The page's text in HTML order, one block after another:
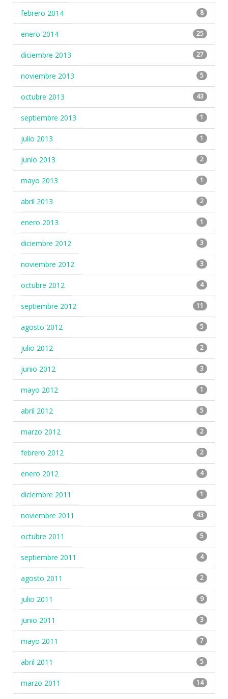
febrero 2014 8
enero 2014 25
diciembre 2013 27
noviembre 2013 5
octubre 2013 43
septiembre 2013 1
julio 2013 1
junio 2013 2
mayo 2013 1
abril 2013 2
enero 2013 1
diciembre 2012 3
noviembre 2012 3
octubre 2012 4
septiembre 2012 11
agosto 2012 5
julio 2012 2
junio 2012 3
mayo 2012 1
abril 2012 5
marzo 2012 2
febrero 2012 2
enero 2012 4
diciembre 2011 1
noviembre 2011 43
octubre 2011 5
septiembre 2011 4
agosto 2011 2
julio 2011 9
junio 2011 3
mayo 2011 7
abril 2011 5
marzo 2011 14